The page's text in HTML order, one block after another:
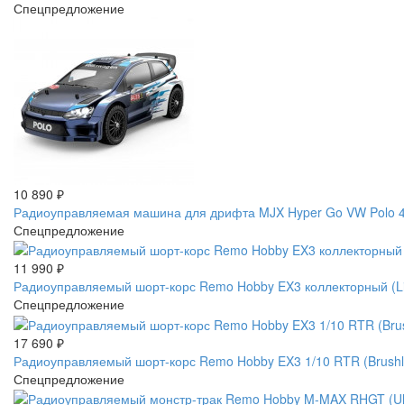
Спецпредложение
10 890 ₽
Радиоуправляемая машина для дрифта MJX Hyper Go VW Polo
Спецпредложение
11 990 ₽
Радиоуправляемый шорт-корс Remo Hobby EX3 коллекторный
Спецпредложение
17 690 ₽
Радиоуправляемый шорт-корс Remo Hobby EX3 1/10 RTR
Спецпредложение